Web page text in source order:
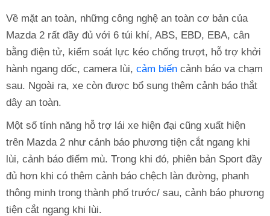
Về mặt an toàn, những công nghệ an toàn cơ bản của
Mazda 2 rất đầy đủ với 6 túi khí, ABS, EBD, EBA, cân
bằng điện tử, kiểm soát lực kéo chống trượt, hỗ trợ khởi
hành ngang dốc, camera lùi, cảm biến cảnh báo va chạm
sau. Ngoài ra, xe còn được bổ sung thêm cảnh báo thắt
dây an toàn.
Một số tính năng hỗ trợ lái xe hiện đại cũng xuất hiện
trên Mazda 2 như cảnh báo phương tiện cắt ngang khi
lùi, cảnh báo điểm mù. Trong khi đó, phiên bản Sport đầy
đủ hơn khi có thêm cảnh báo chệch làn đường, phanh
thông minh trong thành phố trước/ sau, cảnh báo phương
tiện cắt ngang khi lùi.